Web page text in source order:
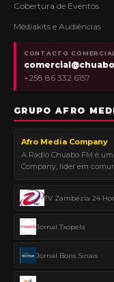
Cobertura de Eventos
Médiakits e Audiências
CONTACTO COMERCIAL
+258 86 332 6157
GRUPO AFRO
Afro Media Company
A Rádio Chuabo FM é
Company, líder em
TV Zambézia 24
Jornal Txopela
Jornal Bons Sinais